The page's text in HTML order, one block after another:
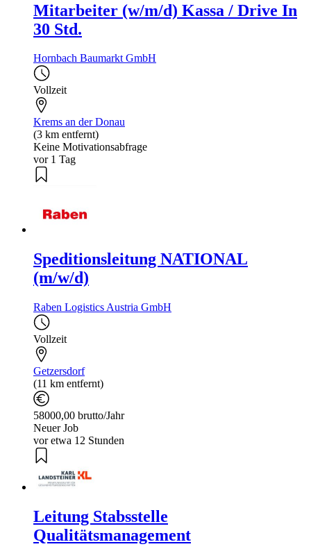
Mitarbeiter (w/m/d) Kassa / Drive In
30 Std.
Hornbach Baumarkt GmbH
Vollzeit
Krems an der Donau
(3 km entfernt)
Keine Motivationsabfrage
vor 1 Tag
Speditionsleitung NATIONAL
(m/w/d)
Raben Logistics Austria GmbH
Vollzeit
Getzersdorf
(11 km entfernt)
58000,00 brutto/Jahr
Neuer Job
vor etwa 12 Stunden
Leitung Stabsstelle
Qualitätsmanagement